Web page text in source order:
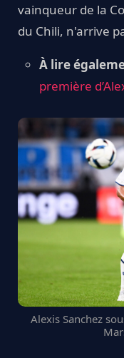
vainqueur de la
du Chili, n'arrive
À lire
première
Alexis Sanchez